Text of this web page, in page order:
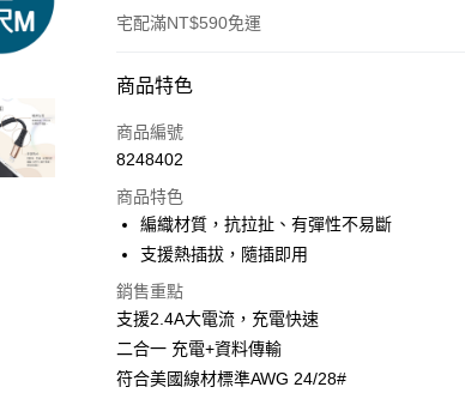
宅配滿NT$590免運
付款方式
POYA支付
LINE Pay
Apple Pay
街口支付
悠遊付
商品特色
商品編號
8248402
商品特色
編織材質，抗拉扯、有彈性不易斷
支援熱插拔，隨插即用
銷售重點
支援2.4A大電流，充電快速
二合一 充電+資料傳輸
符合美國線材標準AWG 24/28#